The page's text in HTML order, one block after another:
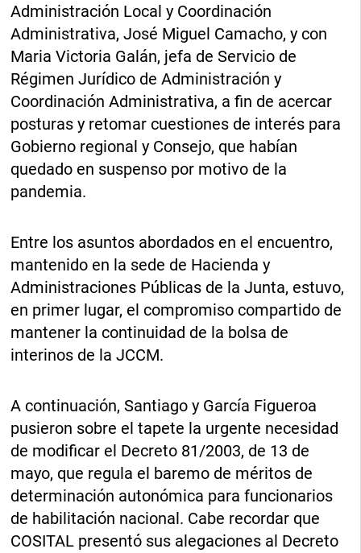
Administración Local y Coordinación
Administrativa, José Miguel Camacho, y con
Maria Victoria Galán, jefa de Servicio de
Régimen Jurídico de Administración y
Coordinación Administrativa, a fin de acercar
posturas y retomar cuestiones de interés para
Gobierno regional y Consejo, que habían
quedado en suspenso por motivo de la
pandemia.
Entre los asuntos abordados en el encuentro,
mantenido en la sede de Hacienda y
Administraciones Públicas de la Junta, estuvo,
en primer lugar, el compromiso compartido de
mantener la continuidad de la bolsa de
interinos de la JCCM.
A continuación, Santiago y García Figueroa
pusieron sobre el tapete la urgente necesidad
de modificar el Decreto 81/2003, de 13 de
mayo, que regula el baremo de méritos de
determinación autonómica para funcionarios
de habilitación nacional. Cabe recordar que
COSITAL presentó sus alegaciones al Decreto